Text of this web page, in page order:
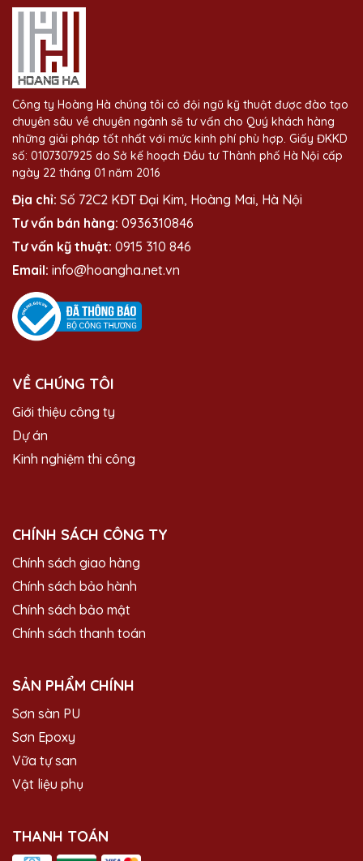
Công ty Hoàng Hà chúng tôi có đội ngũ kỹ thuật được đào tạo
chuyên sâu về chuyên ngành sẽ tư vấn cho Quý khách hàng
những giải pháp tốt nhất với mức kinh phí phù hợp. Giấy ĐKKD
số: 0107307925 do Sở kế hoạch Đầu tư Thành phố Hà Nội cấp
ngày 22 tháng 01 năm 2016
Địa chỉ: Số 72C2 KĐT Đại Kim, Hoàng Mai, Hà Nội
Tư vấn bán hàng: 0936310846
Tư vấn kỹ thuật: 0915 310 846
Email: info@hoangha.net.vn
VỀ CHÚNG TÔI
Giới thiệu công ty
Dự án
Kinh nghiệm thi công
CHÍNH SÁCH CÔNG TY
Chính sách giao hàng
Chính sách bảo hành
Chính sách bảo mật
Chính sách thanh toán
SẢN PHẨM CHÍNH
Sơn sàn PU
Sơn Epoxy
Vữa tự san
Vật liệu phụ
THANH TOÁN